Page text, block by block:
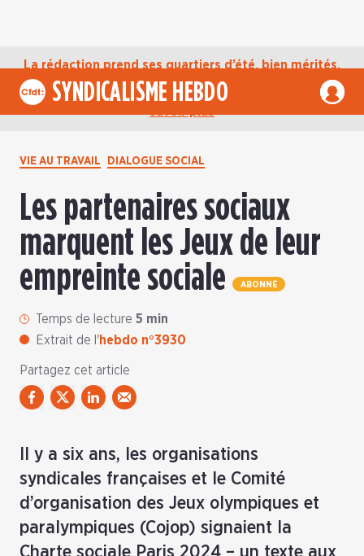
La rédaction prend ses quartiers d’été, bien mérités,
jusqu’au mardi 1er septembre. D’ici là, retrouvez
l’actualité de la CFDT sur notre compte Bluesky. En
SYNDICALISME HEBDO
VIE AU TRAVAIL DIALOGUE SOCIAL
Les partenaires sociaux
marquent les Jeux de leur
empreinte sociale
ABONNÉ
Temps de lecture 5 min
Extrait de l'hebdo n°3930
Partagez cet article
Il y a six ans, les organisations
syndicales françaises et le Comité
d’organisation des Jeux olympiques et
paralympiques (Cojop) signaient la
Charte sociale Paris 2024 – un texte aux